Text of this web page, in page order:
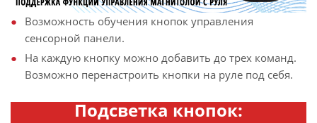
Возможность обучения кнопок управления
сенсорной панели.
На каждую кнопку можно добавить до трех команд.
Возможно перенастроить кнопки на руле под себя.
Подсветка кнопок: